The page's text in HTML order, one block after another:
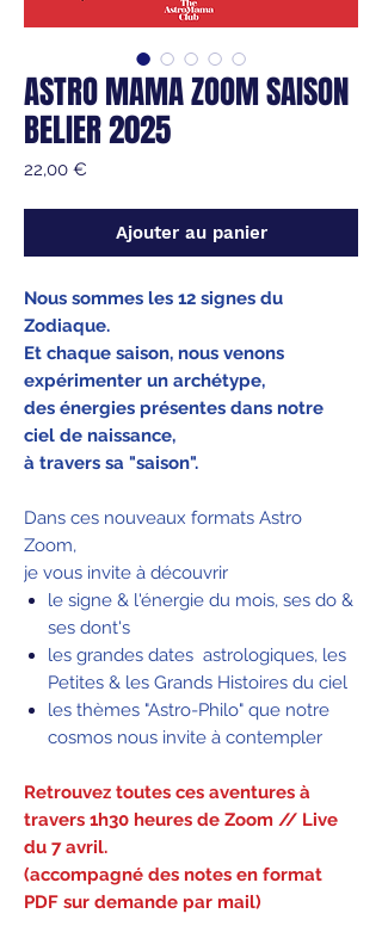
ASTRO MAMA ZOOM SAISON
BELIER 2025
22,00 €
Ajouter au panier
Nous sommes les 12 signes du
Zodiaque.
Et chaque saison, nous venons
expérimenter un archétype,
des énergies présentes dans notre
ciel de naissance,
à travers sa "saison".
Dans ces nouveaux formats Astro
Zoom,
je vous invite à découvrir
le signe & l'énergie du mois, ses do &
ses dont's
les grandes dates astrologiques, les
Petites & les Grands Histoires du ciel
les thèmes "Astro-Philo" que notre
cosmos nous invite à contempler
Retrouvez toutes ces aventures à
travers 1h30 heures de Zoom // Live
du 7 avril.
(accompagné des notes en format
PDF sur demande par mail)